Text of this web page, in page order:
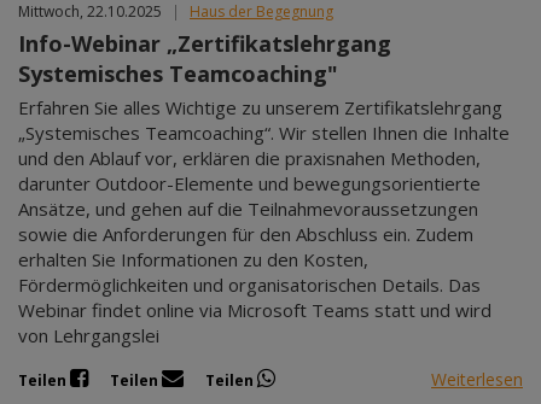
Mittwoch, 22.10.2025 | Haus der Begegnung
Info-Webinar „Zertifikatslehrgang
Systemisches Teamcoaching"
Erfahren Sie alles Wichtige zu unserem Zertifikatslehrgang
„Systemisches Teamcoaching“. Wir stellen Ihnen die Inhalte
und den Ablauf vor, erklären die praxisnahen Methoden,
darunter Outdoor-Elemente und bewegungsorientierte
Ansätze, und gehen auf die Teilnahmevoraussetzungen
sowie die Anforderungen für den Abschluss ein. Zudem
erhalten Sie Informationen zu den Kosten,
Fördermöglichkeiten und organisatorischen Details. Das
Webinar findet online via Microsoft Teams statt und wird
von Lehrgangslei
Teilen Teilen Teilen Weiterlesen